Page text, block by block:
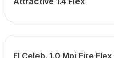
El Celeb. 1.0 Mpi Fire